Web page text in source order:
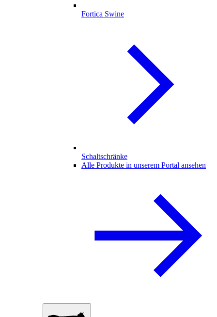
Fortica Swine
Schaltschränke
Alle Produkte in unserem Portal ansehen